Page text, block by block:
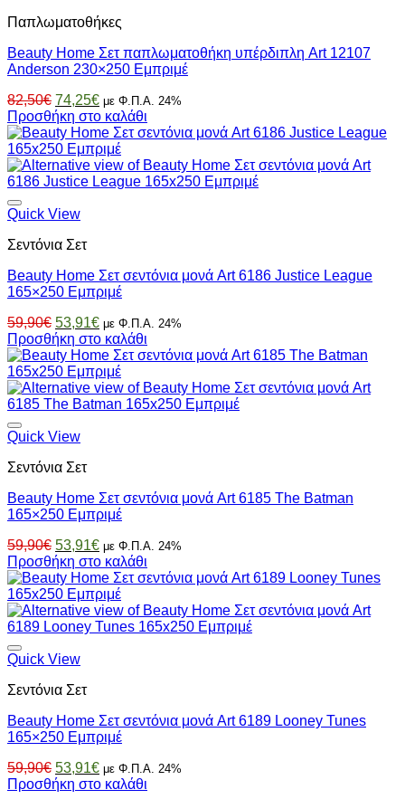
Παπλωματοθήκες
Beauty Home Σετ παπλωματοθήκη υπέρδιπλη Art 12107
Anderson 230×250 Εμπριμέ
82,50€ Original
price
was:
82,50€.
74,25€Η
τρέχουσα
τιμή
είναι:
74,25€.
με Φ.Π.Α. 24%
Προσθήκη στο καλάθι
Quick View
Σεντόνια Σετ
Beauty Home Σετ σεντόνια μονά Art 6186 Justice League
165×250 Εμπριμέ
59,90€ Original
price
was:
59,90€.
53,91€Η
τρέχουσα
τιμή
είναι:
53,91€.
με Φ.Π.Α. 24%
Προσθήκη στο καλάθι
Quick View
Σεντόνια Σετ
Beauty Home Σετ σεντόνια μονά Art 6185 The Batman
165×250 Εμπριμέ
59,90€ Original
price
was:
59,90€.
53,91€Η
τρέχουσα
τιμή
είναι:
53,91€.
με Φ.Π.Α. 24%
Προσθήκη στο καλάθι
Quick View
Σεντόνια Σετ
Beauty Home Σετ σεντόνια μονά Art 6189 Looney Tunes
165×250 Εμπριμέ
59,90€ Original
price
53,91€Η
τρέχουσα
με Φ.Π.Α. 24%
Προσθήκη στο καλάθι